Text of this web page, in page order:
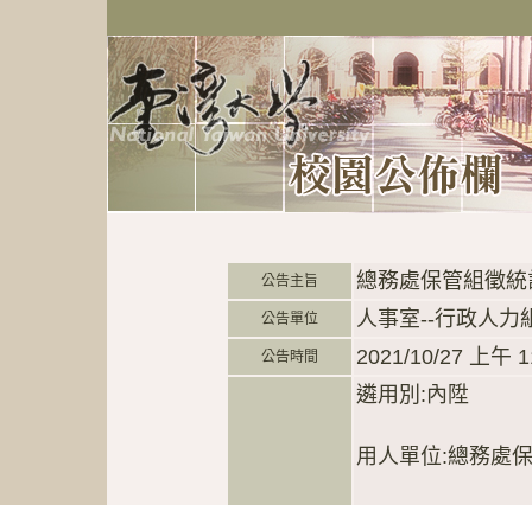
公告主旨 總務處保管組徵
公告單位 人事室--行政人力
公告時間 2021/10/27 上午
遴用別:內陞
用人單位:總務處